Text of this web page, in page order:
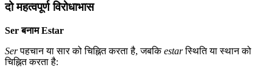
दो महत्वपूर्ण विरोधाभास
Ser बनाम Estar
Serपहचान या सार को चिह्नित करता है, जबकिestarस्थिति या स्थान को
चिह्नित करता है: